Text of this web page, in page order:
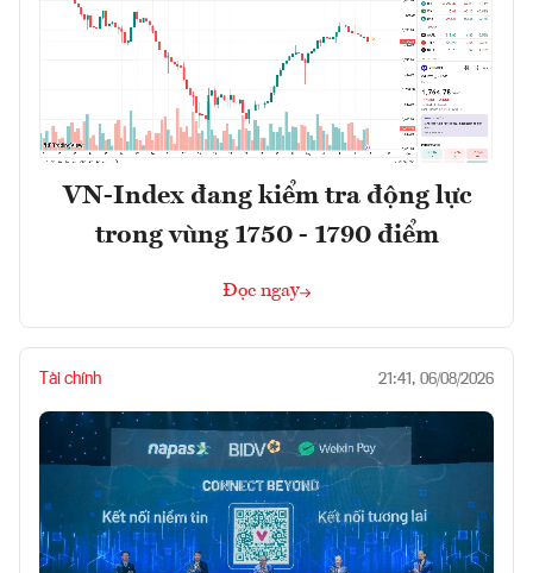
VN-Index đang kiểm tra động lực
trong vùng 1750 - 1790 điểm
Đọc ngay
Tài chính 21:41, 06/08/2026